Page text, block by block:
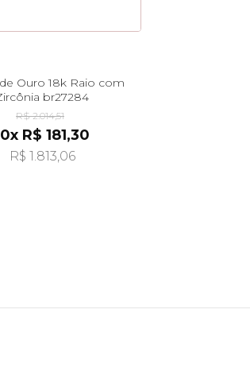
Ouro 18k Raio com
br27284
R$ 2.014,51
R$ 181,30
R$ 1.813,06